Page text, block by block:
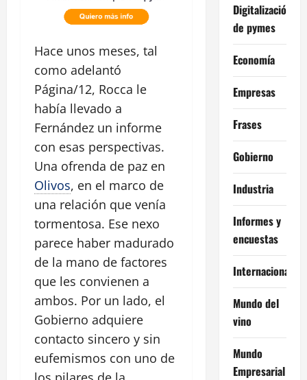
Hace unos meses, tal
como adelantó
Página/12, Rocca le
había llevado a
Fernández un informe
con esas perspectivas.
Una ofrenda de paz en
Olivos, en el marco de
una relación que venía
tormentosa. Ese nexo
parece haber madurado
de la mano de factores
que les convienen a
ambos. Por un lado, el
Gobierno adquiere
contacto sincero y sin
eufemismos con uno de
Digitalización
de pymes
Economía
Empresas
Frases
Gobierno
Industria
Informes y
encuestas
Internacional
Mundo del
vino
Mundo
Empresarial